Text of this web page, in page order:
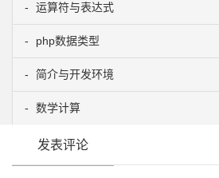
运算符与表达式
php数据类型
简介与开发环境
数学计算
发表评论